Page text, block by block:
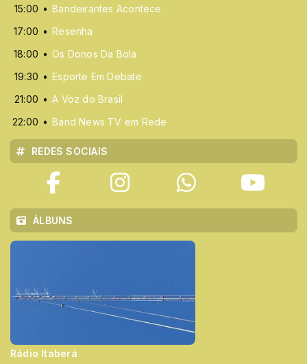
15:00
Bandeirantes Acontece
17:00
Resenha
18:00
Os Donos Da Bola
19:30
Esporte Em Debate
21:00
A Voz do Brasil
22:00
Band News TV em Rede
REDES SOCIAIS
ÁLBUNS
Rádio Itaberá